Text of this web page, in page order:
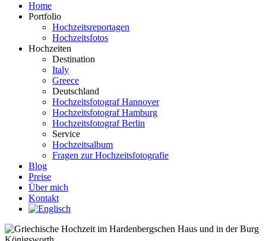
Home
Portfolio
Hochzeitsreportagen
Hochzeitsfotos
Hochzeiten
Destination
Italy
Greece
Deutschland
Hochzeitsfotograf Hannover
Hochzeitsfotograf Hamburg
Hochzeitsfotograf Berlin
Service
Hochzeitsalbum
Fragen zur Hochzeitsfotografie
Blog
Preise
Über mich
Kontakt